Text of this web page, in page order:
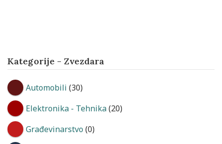
Kategorije - Zvezdara
Automobili (30)
Elektronika - Tehnika(20)
Građevinarstvo (0)